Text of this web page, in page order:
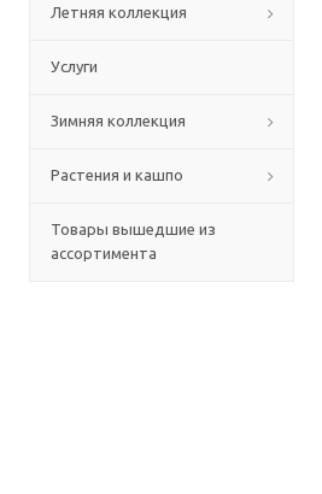
Летняя коллекция
Услуги
Зимняя коллекция
Растения и кашпо
Товары вышедшие из
ассортимента